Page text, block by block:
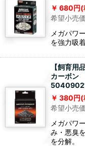
680円(
希望小売
メガパワ
を強力吸
【飼育
カーボン
380円(
希望小売
メガパワ
み・悪臭
を分解。